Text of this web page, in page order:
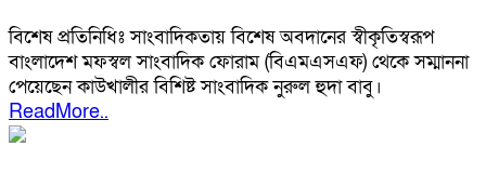
বিশেষ প্রতিনিধিঃ সাংবাদিকতায় বিশেষ অবদানের স্বীকৃতিস্বরূপ
বাংলাদেশ মফস্বল সাংবাদিক ফোরাম (বিএমএসএফ) থেকে সম্মাননা
পেয়েছেন কাউখালীর বিশিষ্ট সাংবাদিক নুরুল হুদা বাবু।
ReadMore..